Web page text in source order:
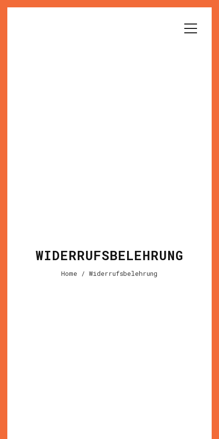
WIDERRUFSBELEHRUNG
Home / Widerrufsbelehrung